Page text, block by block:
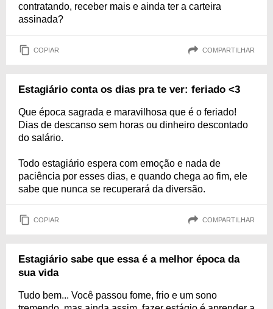
contratando, receber mais e ainda ter a carteira
assinada?
COPIAR COMPARTILHAR
Estagiário conta os dias pra te ver: feriado <3
Que época sagrada e maravilhosa que é o feriado!
Dias de descanso sem horas ou dinheiro descontado
do salário.
Todo estagiário espera com emoção e nada de
paciência por esses dias, e quando chega ao fim, ele
sabe que nunca se recuperará da diversão.
COPIAR COMPARTILHAR
Estagiário sabe que essa é a melhor época da
sua vida
Tudo bem... Você passou fome, frio e um sono